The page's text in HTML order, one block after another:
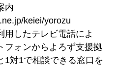
内
keiei/yorozu
用したテレビ電話によ
フォンからよろず支援拠
1対1で相談できる窓口を